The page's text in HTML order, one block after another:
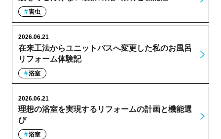
害虫
在来工法からユニットバスへ変更した私のお風呂
リフォーム体験記
2026.06.21
浴室
理想の浴室を実現するリフォームの計画と機能選
び
2026.06.21
浴室